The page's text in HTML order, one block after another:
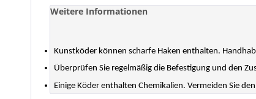
Weitere Informationen
Kunstköder können scharfe Haken enthalten.
Überprüfen Sie regelmäßig die Befestigung und den
Einige Köder enthalten Chemikalien. Vermeiden Sie